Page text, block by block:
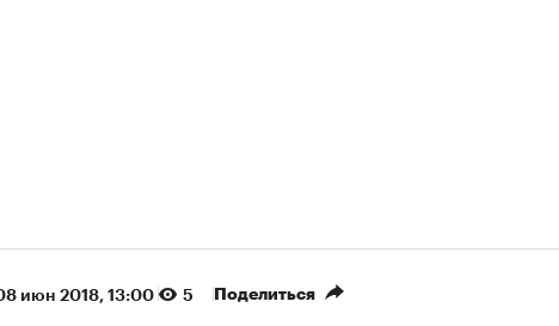
июн 2018, 13:00 5 Поделиться